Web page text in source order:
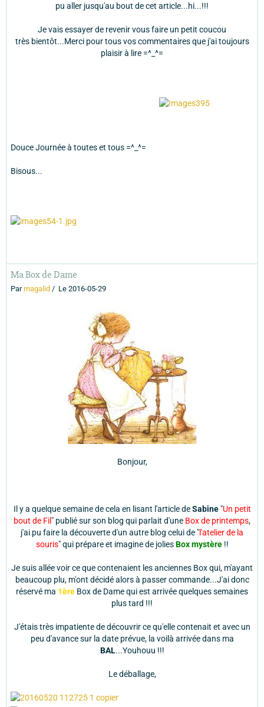
pu aller jusqu'au bout de cet article...hi...!!!
Je vais essayer de revenir vous faire un petit coucou
très bientôt...Merci pour tous vos commentaires que j'ai toujours
plaisir à lire =^_^=
Douce Journée à toutes et tous =^_^=
Bisous...
Ma Box de Dame
Parmagalid Le 2016-05-29
Bonjour,
Il y a quelque semaine de cela en lisant l'article deSabine"Un petit
bout de Fil " publié sur son blog qui parlait d'une Box de printemps,
j'ai pu faire la découverte d'un autre blog celui de "l'atelier de la
souris" qui prépare et imagine de joliesBox mystère!!
Je suis allée voir ce que contenaient les anciennes Box qui, m'ayant
beaucoup plu, m'ont décidé alors à passer commande...J'ai donc
réservé ma 1ère Box de Dame qui est arrivée quelques semaines
plus tard !!!
J'étais très impatiente de découvrir ce qu'elle contenait et avec un
peu d'avance sur la date prévue, la voilà arrivée dans ma
BAL...Youhouu !!!
Le déballage,